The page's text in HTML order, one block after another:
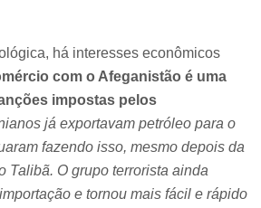
há interesses econômicos
com o Afeganistão é uma
impostas pelos
já exportavam petróleo para o
fazendo isso, mesmo depois da
Talibã. O grupo terrorista ainda
e tornou mais fácil e rápido